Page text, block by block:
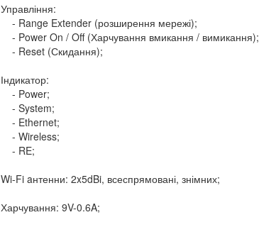
Управління:
- Range Extender (розширення мережі);
- Power On / Off (Харчування вмикання / вимикання);
- Reset (Скидання);
Індикатор:
- Power;
- System;
- Ethernet;
- Wireless;
- RE;
Wi-Fi aнтенни: 2x5dBi, всеспрямовані, знімних;
Харчування: 9V-0.6A;